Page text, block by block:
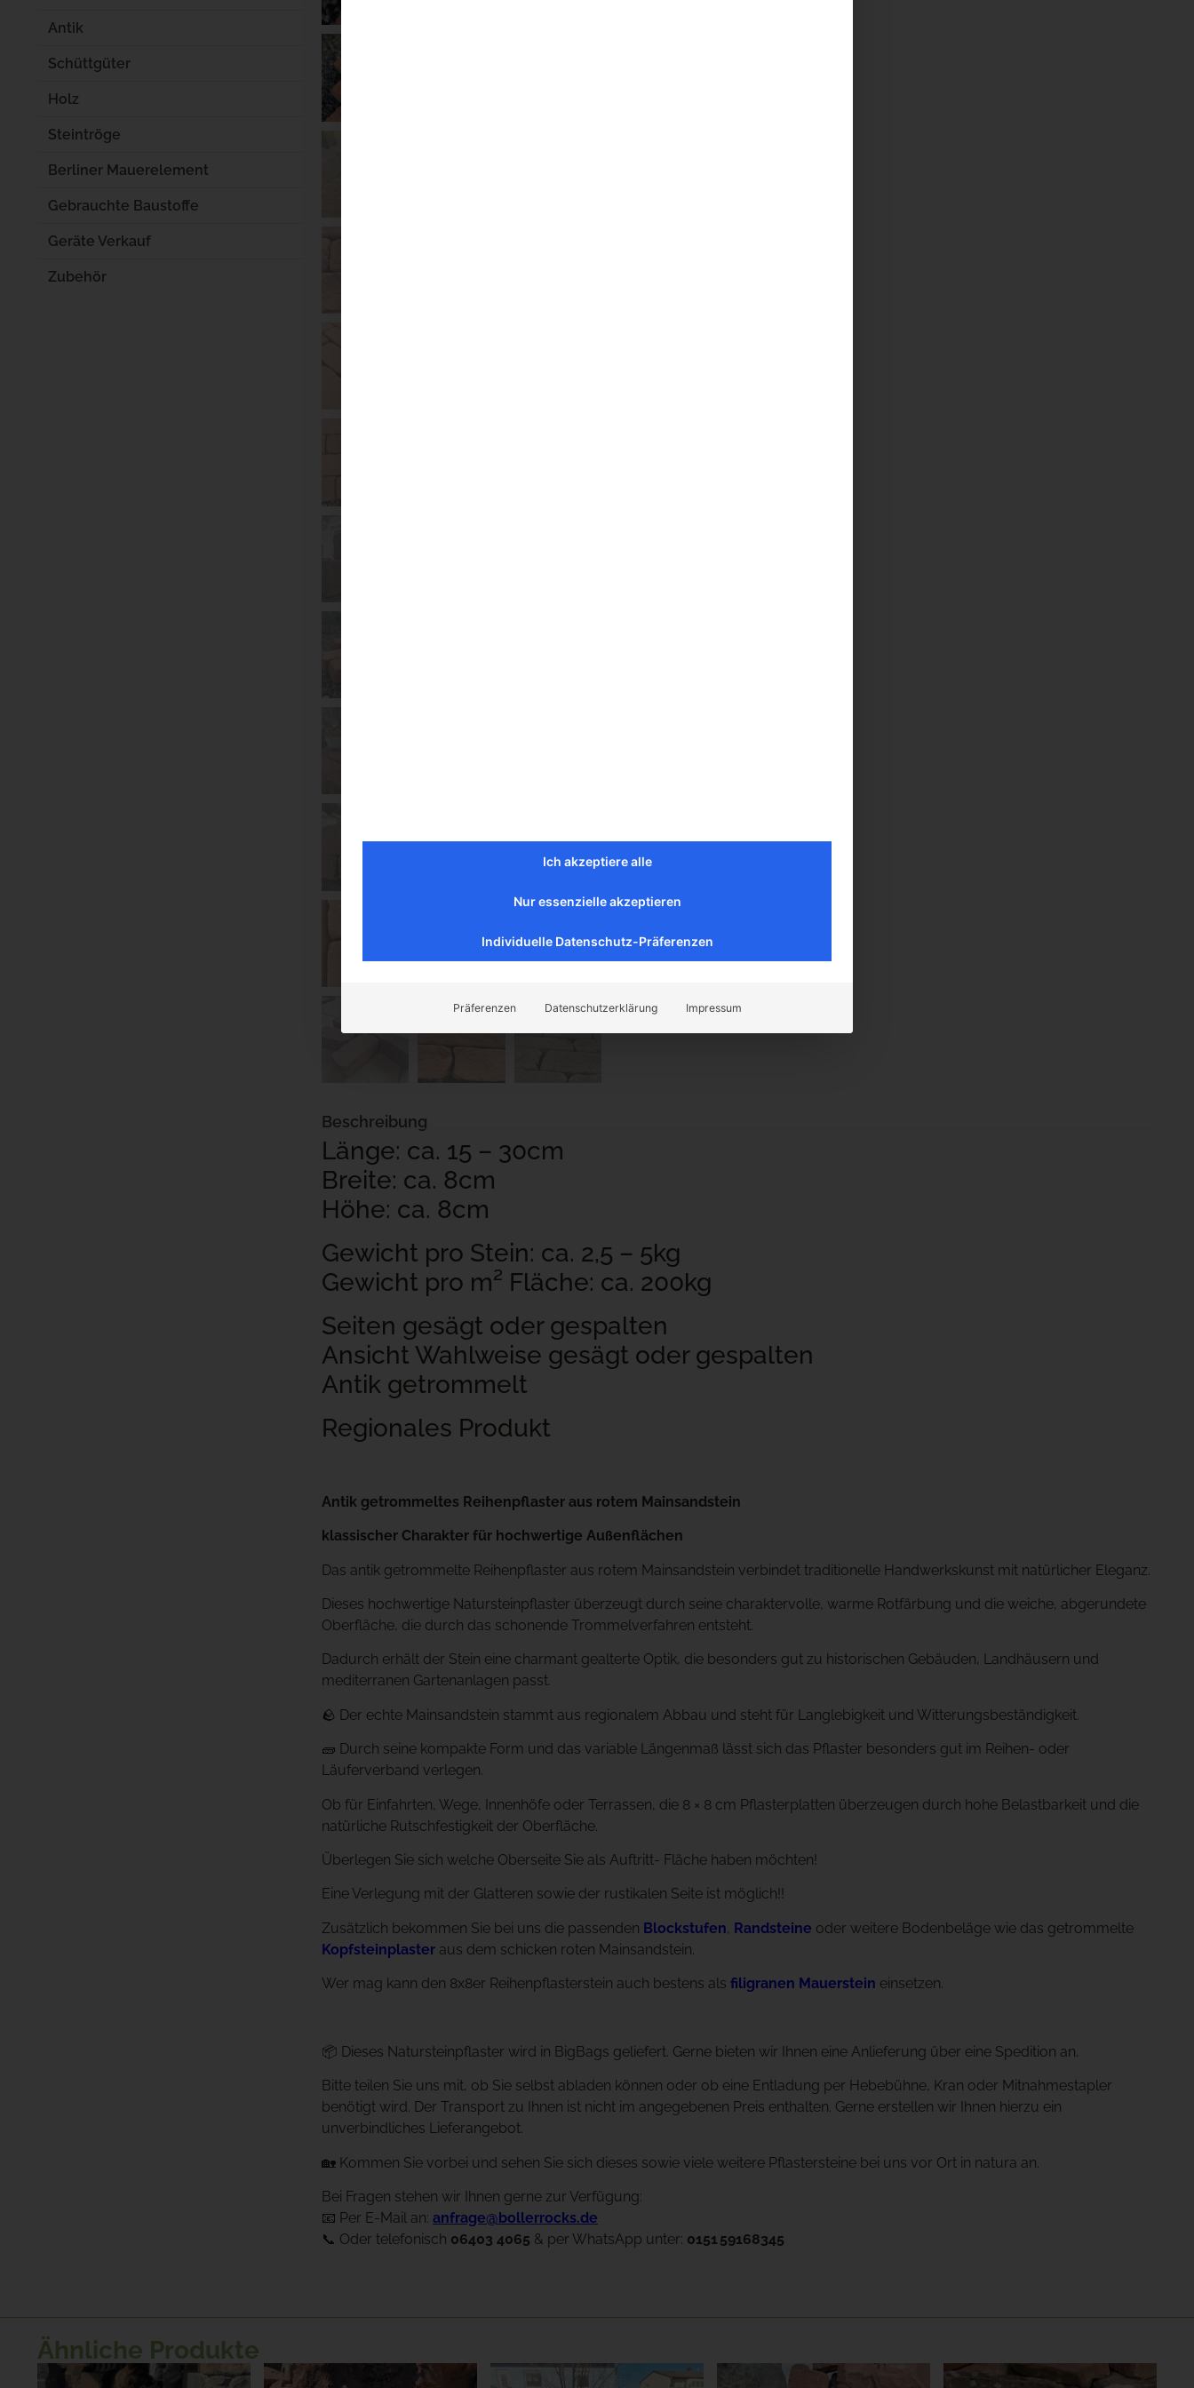
Antik
Schüttgüter
Holz
Steintröge
Berliner Mauerelement
Gebrauchte Baustoffe
Geräte Verkauf
Zubehör
Beschreibung
Länge: ca. 15 – 30cm
Breite: ca. 8cm
Höhe: ca. 8cm
Gewicht pro Stein: ca. 2,5 – 5kg
Gewicht pro m² Fläche: ca. 200kg
Seiten gesägt oder gespalten
Ansicht Wahlweise gesägt oder gespalten
Antik getrommelt
Regionales Produkt
Antik getrommeltes Reihenpflaster aus rotem Mainsandstein
klassischer Charakter für hochwertige Außenflächen
Das antik getrommelte Reihenpflaster aus rotem Mainsandstein verbindet traditionelle Handwerkskunst mit natürlicher Eleganz.
Dieses hochwertige Natursteinpflaster überzeugt durch seine charaktervolle, warme Rotfärbung und die weiche, abgerundete
Oberfläche, die durch das schonende Trommelverfahren entsteht.
Dadurch erhält der Stein eine charmant gealterte Optik, die besonders gut zu historischen Gebäuden, Landhäusern und
mediterranen Gartenanlagen passt.
🪨 Der echte Mainsandstein stammt aus regionalem Abbau und steht für Langlebigkeit und Witterungsbeständigkeit.
🧱 Durch seine kompakte Form und das variable Längenmaß lässt sich das Pflaster besonders gut im Reihen- oder
Läuferverband verlegen.
Ob für Einfahrten, Wege, Innenhöfe oder Terrassen, die 8 × 8 cm Pflasterplatten überzeugen durch hohe Belastbarkeit und die
natürliche Rutschfestigkeit der Oberfläche.
Überlegen Sie sich welche Oberseite Sie als Auftritt- Fläche haben möchten!
Eine Verlegung mit der Glatteren sowie der rustikalen Seite ist möglich!!
Zusätzlich bekommen Sie bei uns die passenden Blockstufen, Randsteine oder weitere Bodenbeläge wie das getrommelte
Kopfsteinplaster aus dem schicken roten Mainsandstein.
Wer mag kann den 8x8er Reihenpflasterstein auch bestens als filigranen Mauerstein einsetzen.
📦 Dieses Natursteinpflaster wird in BigBags geliefert. Gerne bieten wir Ihnen eine Anlieferung über eine Spedition an.
Bitte teilen Sie uns mit, ob Sie selbst abladen können oder ob eine Entladung per Hebebühne, Kran oder Mitnahmestapler
benötigt wird. Der Transport zu Ihnen ist nicht im angegebenen Preis enthalten. Gerne erstellen wir Ihnen hierzu ein
unverbindliches Lieferangebot.
🏡 Kommen Sie vorbei und sehen Sie sich dieses sowie viele weitere Pflastersteine bei uns vor Ort in natura an.
Bei Fragen stehen wir Ihnen gerne zur Verfügung:
📧 Per E-Mail an: anfrage@bollerrocks.de
📞 Oder telefonisch 06403 4065 & per WhatsApp unter: 0151 59168345
Ähnliche Produkte
Ich akzeptiere alle
Nur essenzielle akzeptieren
Individuelle Datenschutz-Präferenzen
Präferenzen Datenschutzerklärung Impressum